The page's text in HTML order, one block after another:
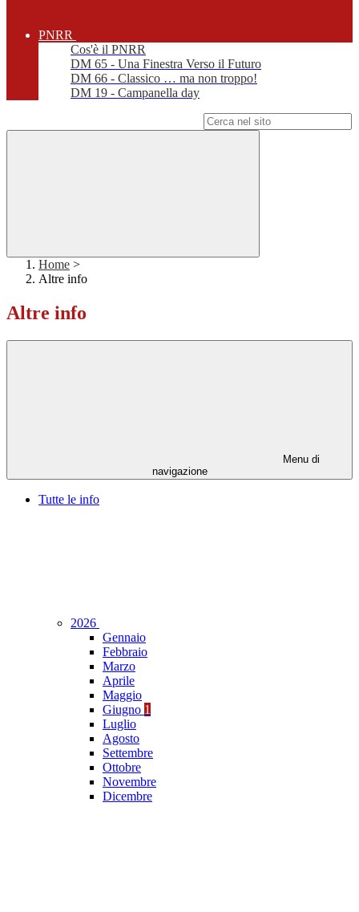
PNRR
Cos'è il PNRR
DM 65 - Una Finestra Verso il Futuro
DM 66 - Classico … ma non troppo!
DM 19 - Campanella day
Home >
Altre info
Altre info
Menu di
navigazione
Tutte le info
2026
Gennaio
Febbraio
Marzo
Aprile
Maggio
Giugno 1
Luglio
Agosto
Settembre
Ottobre
Novembre
Dicembre